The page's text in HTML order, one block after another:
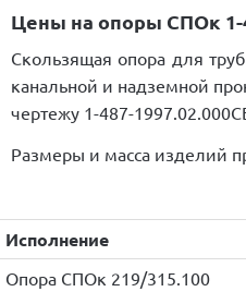
Цены на опоры СПОк 1-
Скользящая опора для
канальной и надземной
чертежу 1-487-
Размеры и масса изделий
Исполнение
Опора СПОк 219/315.100